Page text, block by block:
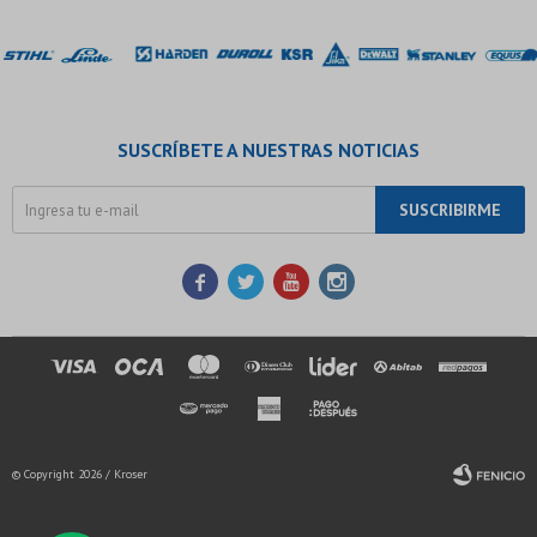
SUSCRÍBETE A NUESTRAS NOTICIAS
SUSCRIBIRME
   
© Copyright 2026 / Kroser